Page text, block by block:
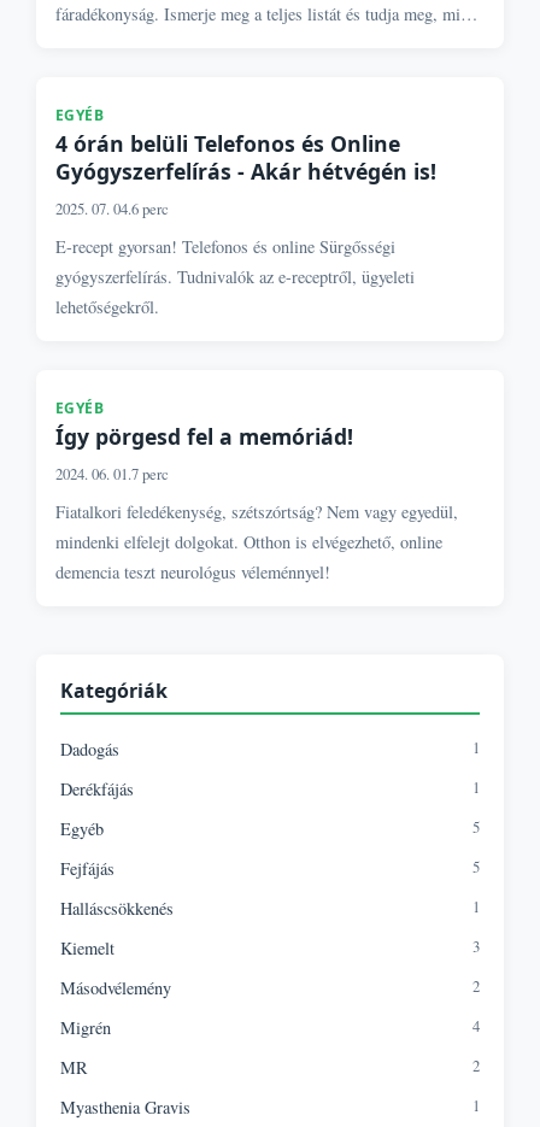
fáradékonyság. Ismerje meg a teljes listát és tudja meg, mikor
EGYÉB
4 órán belüli Telefonos és Online
Gyógyszerfelírás - Akár hétvégén is!
2025. 07. 04.6 perc
E-recept gyorsan! Telefonos és online Sürgősségi
gyógyszerfelírás. Tudnivalók az e-receptről, ügyeleti
lehetőségekről.
EGYÉB
Így pörgesd fel a memóriád!
2024. 06. 01.7 perc
Fiatalkori feledékenység, szétszórtság? Nem vagy egyedül,
mindenki elfelejt dolgokat. Otthon is elvégezhető, online
demencia teszt neurológus véleménnyel!
Kategóriák
Dadogás 1
Derékfájás 1
Egyéb 5
Fejfájás 5
Halláscsökkenés 1
Kiemelt 3
Másodvélemény 2
Migrén 4
MR 2
Myasthenia Gravis 1